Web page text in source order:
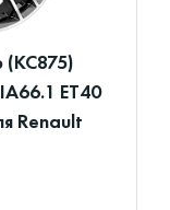
(КС875)
ET40
Renault